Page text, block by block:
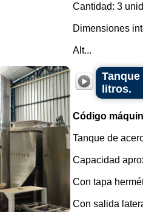
Cantidad: 3
Dimensiones
Alt...
litros.
Código
Tanque de
Capacidad
Con tapa
Con salida